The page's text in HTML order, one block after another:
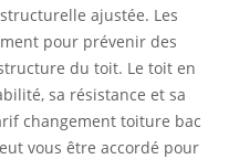
ajustée. Les
pour prévenir des
du toit. Le toit en
sa résistance et sa
changement toiture bac
vous être accordé pour